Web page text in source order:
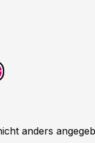
anders